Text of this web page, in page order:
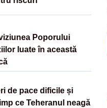
Poporului
luate în această
de pace dificile și
ce Teheranul neagă